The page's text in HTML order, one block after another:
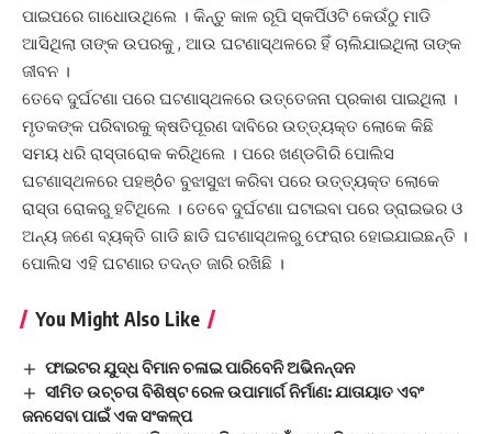
ପାଇପରେ ଗାଧୋଉଥିଲେ । କିନ୍ତୁ କାଳ ରୂପି ସ୍କର୍ପିଓଟି କେଉଁଠୁ ମାଡି
ଆସିଥିଲା ତାଙ୍କ ଉପରକୁ , ଆଉ ଘଟଣାସ୍ଥଳରେ ହିଁ ଚାଲିଯାଇଥିଲା ତାଙ୍କ
ଜୀବନ ।
ତେବେ ଦୁର୍ଘଟଣା ପରେ ଘଟଣାସ୍ଥଳରେ ଉତ୍ତେଜନା ପ୍ରକାଶ ପାଇଥିଲା ।
ମୃତକଙ୍କ ପରିବାରକୁ କ୍ଷତିପୂରଣ ଦାବିରେ ଉତ୍ତ୍ୟକ୍ତ ଲୋକେ କିଛି
ସମୟ ଧରି ରାସ୍ତାରୋକ କରିଥିଲେ । ପରେ ଖଣ୍ଡଗିରି ପୋଲିସ
ଘଟଣାସ୍ଥଳରେ ପହଞ୍ôଚ ବୁଝାସୁଝା କରିବା ପରେ ଉତ୍ତ୍ୟକ୍ତ ଲୋକେ
ରାସ୍ତା ରୋକରୁ ହଟିଥିଲେ । ତେବେ ଦୁର୍ଘଟଣା ଘଟାଇବା ପରେ ଡ୍ରାଇଭର ଓ
ଅନ୍ୟ ଜଣେ ବ୍ୟକ୍ତି ଗାଡି ଛାଡି ଘଟଣାସ୍ଥଳରୁ ଫେରାର ହୋଇଯାଇଛନ୍ତି ।
ପୋଲିସ ଏହି ଘଟଣାର ତଦନ୍ତ ଜାରି ରଖିଛି ।
You Might Also Like
ଫାଇଟର ଯୁଦ୍ଧ ବିମାନ ଚଳାଇ ପାରିବେନି ଅଭିନନ୍ଦନ
ସୀମିତ ଉଚ୍ଚତା ବିଶିଷ୍ଟ ରେଳ ଉପାମାର୍ଗ ନିର୍ମାଣ: ଯାତାୟାତ ଏବଂ
ଜନସେବା ପାଇଁ ଏକ ସଂକଳ୍ପ